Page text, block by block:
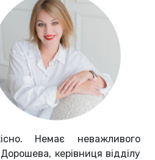
Немає неважливого
керівниця відділу